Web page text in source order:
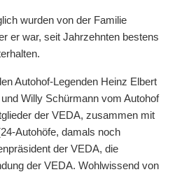
wurden von der Familie
er war, seit Jahrzehnten bestens
Autohof-Legenden Heinz Elbert
Willy Schürmann vom Autohof
der VEDA, zusammen mit
Autohöfe, damals noch
der VEDA, die
der VEDA. Wohlwissend von